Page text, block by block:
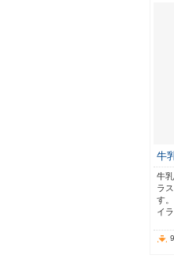
牛
牛
ラ
す
イ
9